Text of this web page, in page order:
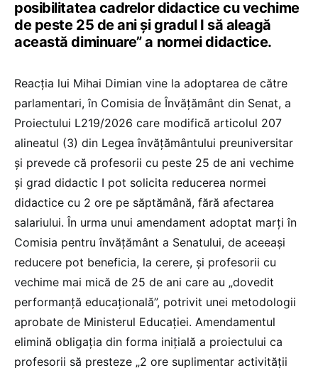
posibilitatea cadrelor didactice cu vechime
de peste 25 de ani și gradul I să aleagă
această diminuare” a normei didactice.
Reacția lui Mihai Dimian vine la adoptarea de către
parlamentari, în Comisia de Învățământ din Senat, a
Proiectului L219/2026 care modifică articolul 207
alineatul (3) din Legea învățământului preuniversitar
și prevede că profesorii cu peste 25 de ani vechime
și grad didactic I pot solicita reducerea normei
didactice cu 2 ore pe săptămână, fără afectarea
salariului. În urma unui amendament adoptat marți în
Comisia pentru învățământ a Senatului, de aceeași
reducere pot beneficia, la cerere, și profesorii cu
vechime mai mică de 25 de ani care au „dovedit
performanță educațională”, potrivit unei metodologii
aprobate de Ministerul Educației. Amendamentul
elimină obligația din forma inițială a proiectului ca
profesorii să presteze „2 ore suplimentar activității